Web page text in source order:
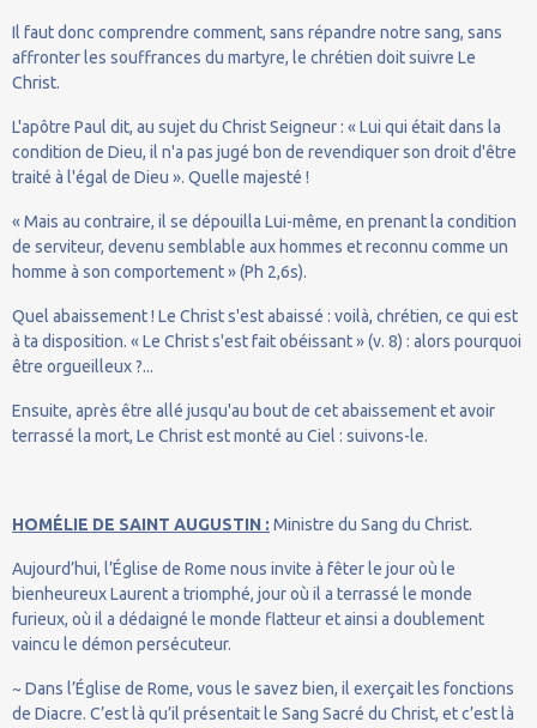
Il faut donc comprendre comment, sans répandre notre sang, sans
affronter les souffrances du martyre, le chrétien doit suivre Le
Christ.
L'apôtre Paul dit, au sujet du Christ Seigneur : « Lui qui était dans la
condition de Dieu, il n'a pas jugé bon de revendiquer son droit d'être
traité à l'égal de Dieu ». Quelle majesté !
« Mais au contraire, il se dépouilla Lui-même, en prenant la condition
de serviteur, devenu semblable aux hommes et reconnu comme un
homme à son comportement » (Ph 2,6s).
Quel abaissement ! Le Christ s'est abaissé : voilà, chrétien, ce qui est
à ta disposition. « Le Christ s'est fait obéissant » (v. 8) : alors pourquoi
être orgueilleux ?...
Ensuite, après être allé jusqu'au bout de cet abaissement et avoir
terrassé la mort, Le Christ est monté au Ciel : suivons-le.
HOMÉLIE DE SAINT AUGUSTIN : Ministre du Sang du Christ.
Aujourd’hui, l’Église de Rome nous invite à fêter le jour où le
bienheureux Laurent a triomphé, jour où il a terrassé le monde
furieux, où il a dédaigné le monde flatteur et ainsi a doublement
vaincu le démon persécuteur.
~ Dans l’Église de Rome, vous le savez bien, il exerçait les fonctions
de Diacre. C’est là qu’il présentait le Sang Sacré du Christ, et c’est là